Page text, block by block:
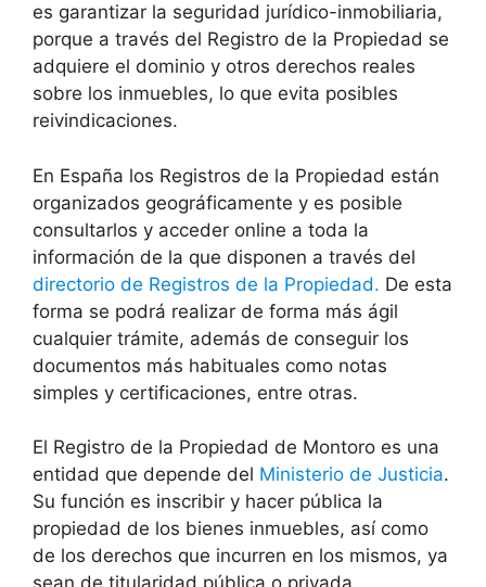
es garantizar la seguridad jurídico-inmobiliaria,
porque a través del Registro de la Propiedad se
adquiere el dominio y otros derechos reales
sobre los inmuebles, lo que evita posibles
reivindicaciones.
En España los Registros de la Propiedad están
organizados geográficamente y es posible
consultarlos y acceder online a toda la
información de la que disponen a través del
directorio de Registros de la Propiedad. De esta
forma se podrá realizar de forma más ágil
cualquier trámite, además de conseguir los
documentos más habituales como notas
simples y certificaciones, entre otras.
El Registro de la Propiedad de Montoro es una
entidad que depende del Ministerio de Justicia.
Su función es inscribir y hacer pública la
propiedad de los bienes inmuebles, así como
de los derechos que incurren en los mismos, ya